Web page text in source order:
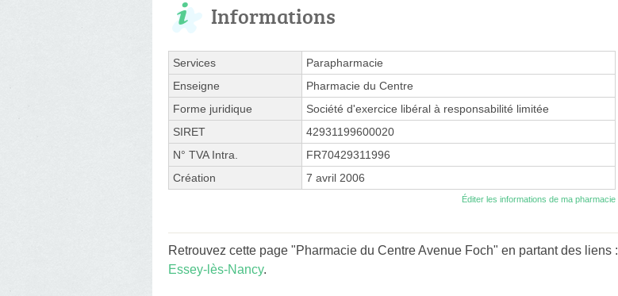
Informations
Services
Parapharmacie
Enseigne
Pharmacie du Centre
Forme juridique
Société d'exercice libéral à responsabilité limitée
SIRET
42931199600020
N° TVA Intra.
FR70429311996
Création
7 avril 2006
Éditer les informations de ma pharmacie
Retrouvez cette page "Pharmacie du Centre Avenue Foch" en partant des liens :
Essey-lès-Nancy.